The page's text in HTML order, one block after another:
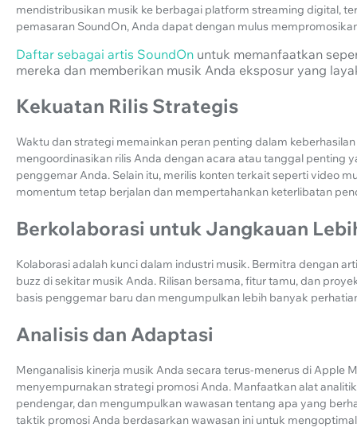
mendistribusikan musik ke berbagai platform streaming digital,
pemasaran SoundOn, Anda dapat dengan mulus
Daftar sebagai artis SoundOn untuk memanfaatkan
mereka dan memberikan musik Anda eksposur yang
Kekuatan Rilis Strategis
Waktu dan strategi memainkan peran penting dalam
mengoordinasikan rilis Anda dengan acara atau tanggal penting
penggemar Anda. Selain itu, merilis konten terkait seperti video
momentum tetap berjalan dan mempertahankan keterlibatan
Berkolaborasi untuk Jangkauan
Kolaborasi adalah kunci dalam industri musik. Bermitra dengan
buzz di sekitar musik Anda. Rilisan bersama, fitur tamu, dan
basis penggemar baru dan mengumpulkan lebih banyak
Analisis dan Adaptasi
Menganalisis kinerja musik Anda secara terus-menerus di Apple
menyempurnakan strategi promosi Anda. Manfaatkan alat
pendengar, dan mengumpulkan wawasan tentang apa yang
taktik promosi Anda berdasarkan wawasan ini untuk